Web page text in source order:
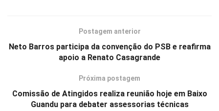
Postagem anterior
Neto Barros participa da convenção do PSB e reafirma
apoio a Renato Casagrande
Próxima postagem
Comissão de Atingidos realiza reunião hoje em Baixo
Guandu para debater assessorias técnicas